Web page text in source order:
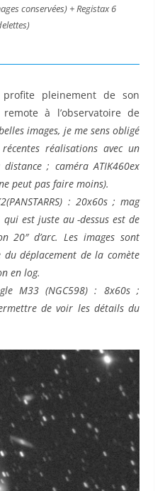
conservées) + Registax 6
pleinement de son
à l’observatoire de
images, je me sens obligé
réalisations avec un
; caméra ATIK460ex
peut pas faire moins).
: 20x60s ; mag
est juste au -dessus est de
20″ d’arc. Les images sont
déplacement de la comète
en log.
M33 (NGC598) : 8x60s ;
de voir les détails du